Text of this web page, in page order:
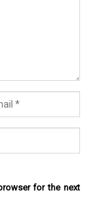
for the next